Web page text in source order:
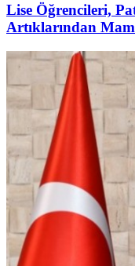
Lise Öğrencileri,
Artıklarından